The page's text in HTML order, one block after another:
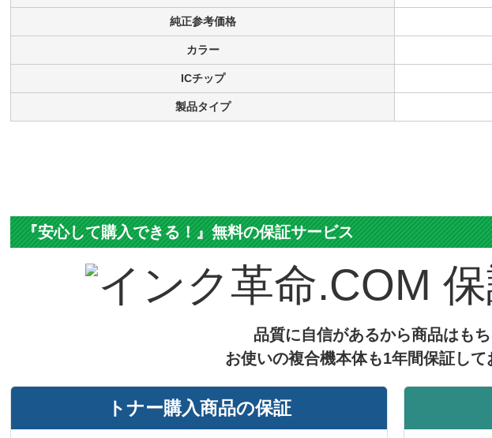
純正参考価格
カラー
ICチップ
製品タイプ
『安心して購入できる！』無料の保証サービス
品質に自信があるから商品はもち
お使いの複合機本体も1年間保証して
トナー購入商品の保証